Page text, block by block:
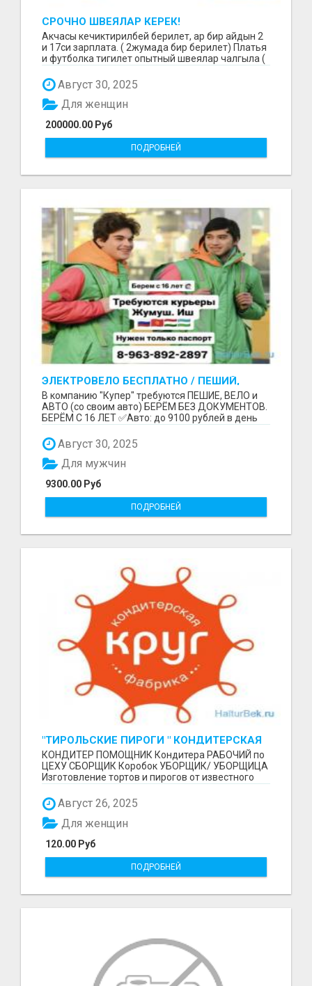
СРОЧНО ШВЕЯЛАР КЕРЕК!
Акчасы кечиктирилбей берилет, ар бир айдын 2
и 17си зарплата. ( 2жумада бир берилет) Платья
и футболка тигилет опытный швеялар чалгыла (
Август 30, 2025
200000.00 Руб
Для женщин
ПОДРОБНЕЙ
ЭЛЕКТРОВЕЛО БЕСПЛАТНО / ПЕШИЙ,
ВЕЛО, АВТО / БЕРЕМ БЕЗ ДОКУМЕНТОВ /
ЛЮБОЙ РАЙОН / С 16 ЛЕТ
В компанию "Купер" требуются ПЕШИЕ, ВЕЛО и
АВТО (со своим авто) БЕРЁМ БЕЗ ДОКУМЕНТОВ.
БЕРЁМ С 16 ЛЕТ ✅Авто: до 9100 рублей в день
Август 30, 2025
9300.00 Руб
Для мужчин
ПОДРОБНЕЙ
"ТИРОЛЬСКИЕ ПИРОГИ " КОНДИТЕРСКАЯ
ФАБРИКА "КРУГ "
КОНДИТЕР ПОМОЩНИК Кондитера РАБОЧИЙ по
ЦЕХУ СБОРЩИК Коробок УБОРЩИК/ УБОРЩИЦА
Изготовление тортов и пирогов от известного
Август 26, 2025
120.00 Руб
Для женщин
ПОДРОБНЕЙ